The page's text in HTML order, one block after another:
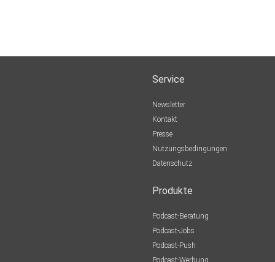
Service
Newsletter
Kontakt
Presse
Nutzungsbedingungen
Datenschutz
Produkte
Podcast-Beratung
Podcast-Jobs
Podcast-Push
Podcast-Werbung